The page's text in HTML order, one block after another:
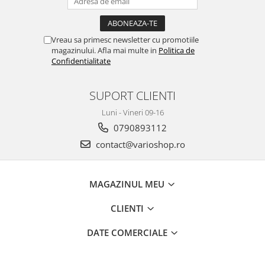
Vreau sa primesc newsletter cu promotiile
magazinului. Afla mai multe in Politica de
Confidentialitate
SUPORT CLIENTI
Luni - Vineri 09-16
0790893112
contact@varioshop.ro
MAGAZINUL MEU
CLIENTI
DATE COMERCIALE